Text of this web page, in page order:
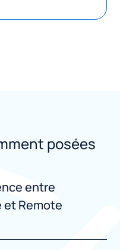
posées
entre
et Remote